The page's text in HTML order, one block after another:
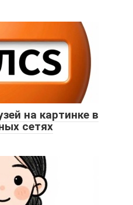
на картинке в
сетях